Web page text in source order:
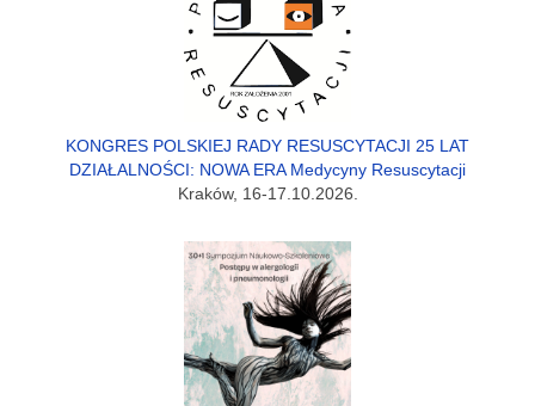
KONGRES POLSKIEJ RADY RESUSCYTACJI 25 LAT
DZIAŁALNOŚCI: NOWA ERA Medycyny Resuscytacji
Kraków, 16-17.10.2026.